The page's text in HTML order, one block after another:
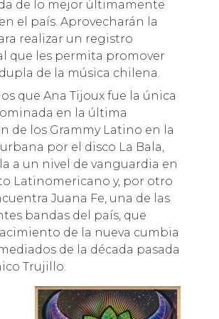
de lo mejor últimamente
el país. Aprovecharán la
realizar un registro
que les permita promover
de la música chilena.
que Ana Tijoux fue la única
en la última
de los Grammy Latino en la
por el disco La Bala,
a un nivel de vanguardia en
Latinomericano y, por otro
Juana Fe, una de las
bandas del país, que
de la nueva cumbia
de la década pasada
Trujillo.